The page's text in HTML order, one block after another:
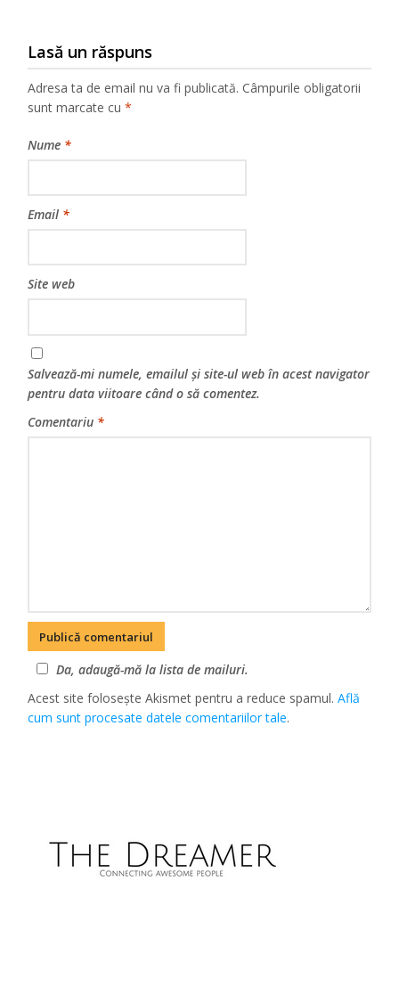
Lasă un răspuns
Adresa ta de email nu va fi publicată. Câmpurile obligatorii
sunt marcate cu*
Nume *
Email *
Site web
Salvează-mi numele, emailul și site-ul web în acest navigator
pentru data viitoare când o să comentez.
Comentariu *
Da, adaugă-mă la lista de mailuri.
Acest site folosește Akismet pentru a reduce spamul.Află
cum sunt procesate datele comentariilor tale.